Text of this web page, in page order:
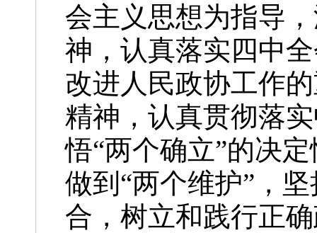
会主义思想为指导
神，认真落实四中
改进人民政协工作
精神，认真贯彻落
悟“两个确立”的决
做到“两个维护”，
合，树立和践行正